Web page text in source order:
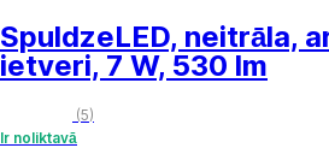
SpuldzeLED, neitrāla,
ietveri, 7 W, 530 lm
(5)
Ir noliktavā